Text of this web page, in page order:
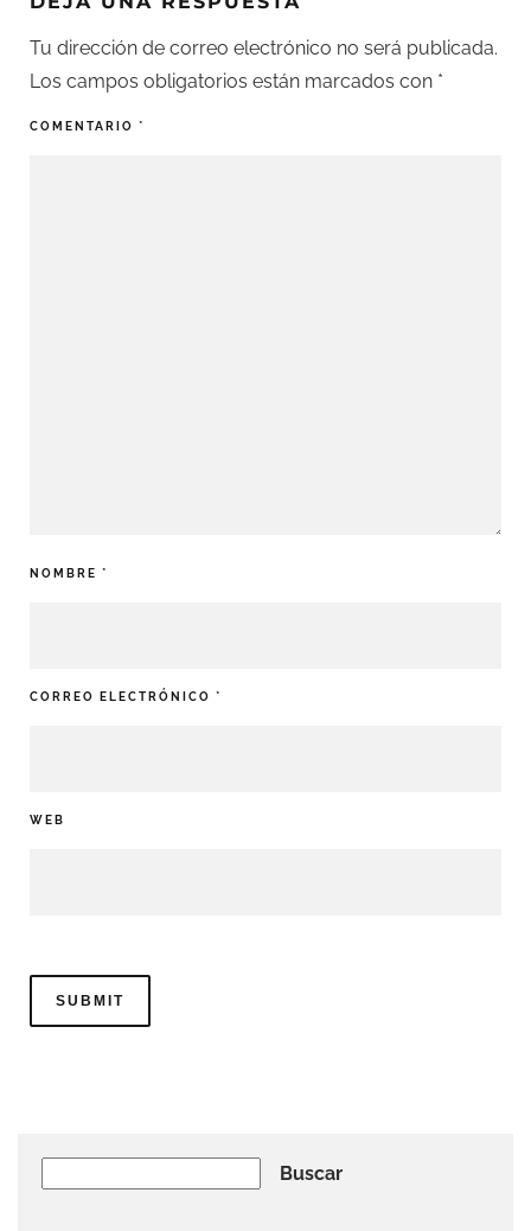
Tu dirección de correo electrónico no será publicada.
Los campos obligatorios están marcados con *
COMENTARIO *
NOMBRE *
CORREO ELECTRÓNICO *
WEB
Buscar